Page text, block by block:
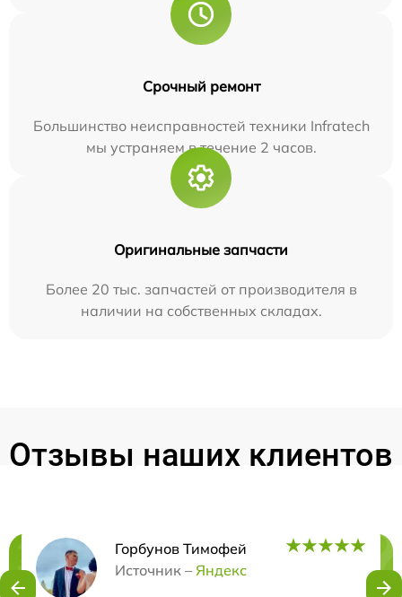
Срочный ремонт
Большинство неисправностей техники Infratech
мы устраняем в течение 2 часов.
Оригинальные запчасти
Более 20 тыс. запчастей от производителя в
наличии на собственных складах.
Отзывы наших клиентов
Горбунов Тимофей
Источник – Яндекс
Нужна консультация?